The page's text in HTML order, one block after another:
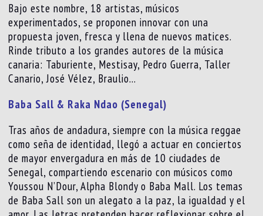
Bajo este nombre, 18 artistas, músicos
experimentados, se proponen innovar con una
propuesta joven, fresca y llena de nuevos matices.
Rinde tributo a los grandes autores de la música
canaria: Taburiente, Mestisay, Pedro Guerra, Taller
Canario, José Vélez, Braulio…
Baba Sall & Raka Ndao (Senegal)
Tras años de andadura, siempre con la música reggae
como seña de identidad, llegó a actuar en conciertos
de mayor envergadura en más de 10 ciudades de
Senegal, compartiendo escenario con músicos como
Youssou N’Dour, Alpha Blondy o Baba Mall. Los temas
de Baba Sall son un alegato a la paz, la igualdad y el